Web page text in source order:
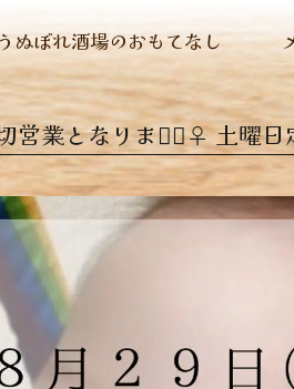
ぬぼれ酒場のおもてなし
営業となります🏻‍♀️ 土曜